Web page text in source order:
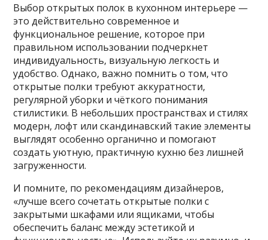
Выбор открытых полок в кухонном интерьере —
это действительно современное и
функциональное решение, которое при
правильном использовании подчеркнет
индивидуальность, визуальную легкость и
удобство. Однако, важно помнить о том, что
открытые полки требуют аккуратности,
регулярной уборки и чёткого понимания
стилистики. В небольших пространствах и стилях
модерн, лофт или скандинавский такие элементы
выглядят особенно органично и помогают
создать уютную, практичную кухню без лишней
загруженности.
И помните, по рекомендациям дизайнеров,
«лучше всего сочетать открытые полки с
закрытыми шкафами или ящиками, чтобы
обеспечить баланс между эстетикой и